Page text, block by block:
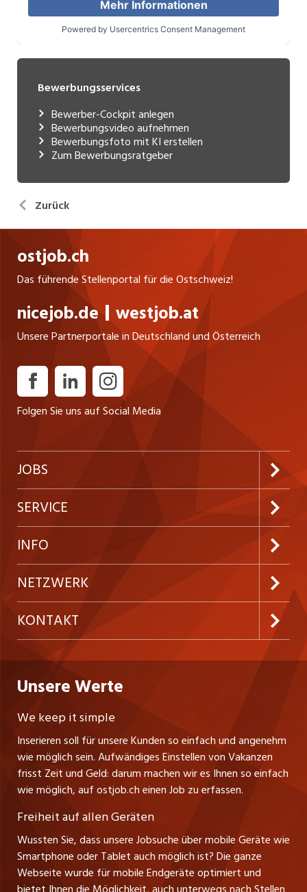
Bewerbungsservices
Bewerber-Cockpit anlegen
Bewerbungsvideo aufnehmen
Bewerbungsfoto mit KI erstellen
Zum Bewerbungsratgeber
Zurück
ostjob.ch
Das führende Stellenportal für die Ostschweiz!
nicejob.de westjob.at
Unsere Partnerportale in Deutschland und Österreich
Folgen Sie uns auf Social Media
JOBS
Jobabo abonnieren
Neue Stellen
Festanstellungen
Temporäre Jobs
Freelance Jobs
Praktika
Lehrstellen
Führungspositionen
Management / Kader-Jobs
Berufsgruppen
Top-Regionen
SERVICE
Kundenlogin
Inserieren
Firmen
Personalvermittler
INFO
Preise & Leistungen
AGB
Datenschutzerklärung
Nutzungsbedingungen
Stellenmeldepflicht
Schnittstelle
Impressum
NETZWERK
westjob.at
nicejob.de
myjob.ch
zentraljob.ch
jobbasel.ch
jobbern.ch
jobmittelland.ch
jobzüri.ch
schaffu.ch (VS)
KONTAKT
CH Media Classifieds AG
Fürstenlandstrasse 122
CH-9001 St. Gallen
Tel. +41 71 272 73 80
info@ostjob.ch/inserate@ostjob.ch
Henrik Jasek
Leiter ostjob.ch
Fredy Pillinger
Verkauf und Beratung
Christoph Walzl
Verkauf und Beratung
Unsere Werte
We keep it simple
Inserieren soll für unsere Kunden so einfach und angenehm
wie möglich sein. Aufwändiges Einstellen von Vakanzen
frisst Zeit und Geld: darum machen wir es Ihnen so einfach
wie möglich, auf ostjob.ch einen Job zu erfassen.
Freiheit auf allen Geräten
Wussten Sie, dass unsere Jobsuche über mobile Geräte wie
Smartphone oder Tablet auch möglich ist? Die ganze
Webseite wurde für mobile Endgeräte optimiert und